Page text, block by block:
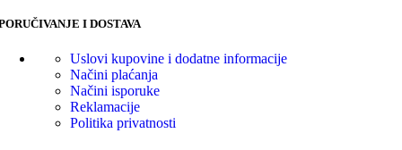
I DOSTAVA
Uslovi kupovine i dodatne informacije
Načini plaćanja
Načini isporuke
Reklamacije
Politika privatnosti